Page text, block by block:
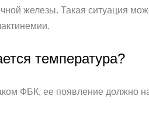
железы. Такая ситуация
температура?
ФБК, ее появление должно